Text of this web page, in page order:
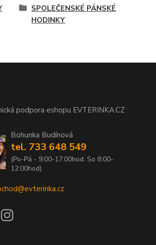
SPOLEČENSKÉ PÁNSKÉ
HODINKY
podpora eshopu EVTERINKA.CZ
Bohunka Budínová
tel. 733 648 549
(Po-Pá - 9:00-17:00hod, So 8:00-
12:00hod)